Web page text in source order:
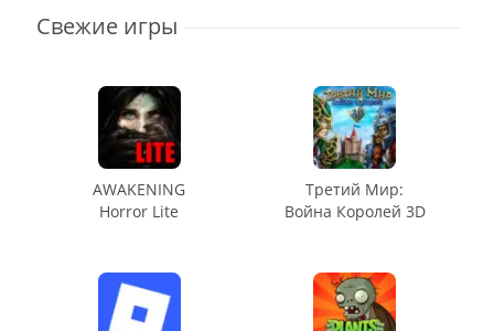
Свежие игры
AWAKENING
Horror Lite
Третий Мир:
Война Королей 3D